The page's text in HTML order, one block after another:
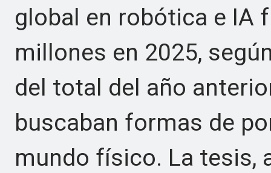
global en robótica e IA
millones en 2025,
del total del año
buscaban formas de
mundo físico. La tesis,